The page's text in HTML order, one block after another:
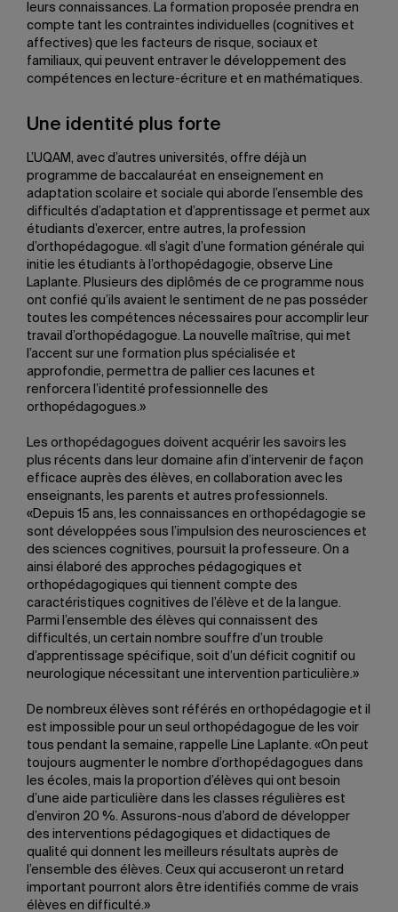
leurs connaissances. La formation proposée prendra en
compte tant les contraintes individuelles (cognitives et
affectives) que les facteurs de risque, sociaux et
familiaux, qui peuvent entraver le développement des
compétences en lecture-écriture et en mathématiques.
Une identité plus forte
L’UQAM, avec d’autres universités, offre déjà un
programme de baccalauréat en enseignement en
adaptation scolaire et sociale qui aborde l’ensemble des
difficultés d’adaptation et d’apprentissage et permet aux
étudiants d’exercer, entre autres, la profession
d’orthopédagogue. «Il s’agit d’une formation générale qui
initie les étudiants à l’orthopédagogie, observe Line
Laplante. Plusieurs des diplômés de ce programme nous
ont confié qu’ils avaient le sentiment de ne pas posséder
toutes les compétences nécessaires pour accomplir leur
travail d’orthopédagogue. La nouvelle maîtrise, qui met
l’accent sur une formation plus spécialisée et
approfondie, permettra de pallier ces lacunes et
renforcera l’identité professionnelle des
orthopédagogues.»
Les orthopédagogues doivent acquérir les savoirs les
plus récents dans leur domaine afin d’intervenir de façon
efficace auprès des élèves, en collaboration avec les
enseignants, les parents et autres professionnels.
«Depuis 15 ans, les connaissances en orthopédagogie se
sont développées sous l’impulsion des neurosciences et
des sciences cognitives, poursuit la professeure. On a
ainsi élaboré des approches pédagogiques et
orthopédagogiques qui tiennent compte des
caractéristiques cognitives de l’élève et de la langue.
Parmi l’ensemble des élèves qui connaissent des
difficultés, un certain nombre souffre d’un trouble
d’apprentissage spécifique, soit d’un déficit cognitif ou
neurologique nécessitant une intervention particulière.»
De nombreux élèves sont référés en orthopédagogie et il
est impossible pour un seul orthopédagogue de les voir
tous pendant la semaine, rappelle Line Laplante. «On peut
toujours augmenter le nombre d’orthopédagogues dans
les écoles, mais la proportion d’élèves qui ont besoin
d’une aide particulière dans les classes régulières est
d’environ 20 %. Assurons-nous d’abord de développer
des interventions pédagogiques et didactiques de
qualité qui donnent les meilleurs résultats auprès de
l’ensemble des élèves. Ceux qui accuseront un retard
important pourront alors être identifiés comme de vrais
élèves en difficulté.»